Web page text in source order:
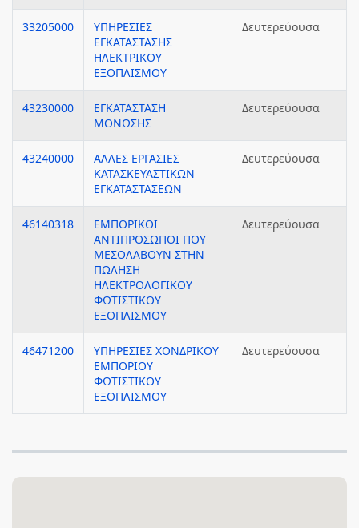
33205000
ΥΠΗΡΕΣΙΕΣ
ΕΓΚΑΤΑΣΤΑΣΗΣ
ΗΛΕΚΤΡΙΚΟΥ
ΕΞΟΠΛΙΣΜΟΥ
Δευτερεύουσα
43230000
ΕΓΚΑΤΑΣΤΑΣΗ
ΜΟΝΩΣΗΣ
Δευτερεύουσα
43240000
ΑΛΛΕΣ ΕΡΓΑΣΙΕΣ
ΚΑΤΑΣΚΕΥΑΣΤΙΚΩΝ
ΕΓΚΑΤΑΣΤΑΣΕΩΝ
Δευτερεύουσα
46140318
ΕΜΠΟΡΙΚΟΙ
ΑΝΤΙΠΡΟΣΩΠΟΙ ΠΟΥ
ΜΕΣΟΛΑΒΟΥΝ ΣΤΗΝ
ΠΩΛΗΣΗ
ΗΛΕΚΤΡΟΛΟΓΙΚΟΥ
ΦΩΤΙΣΤΙΚΟΥ
ΕΞΟΠΛΙΣΜΟΥ
Δευτερεύουσα
46471200
ΥΠΗΡΕΣΙΕΣ ΧΟΝΔΡΙΚΟΥ
ΕΜΠΟΡΙΟΥ
ΦΩΤΙΣΤΙΚΟΥ
ΕΞΟΠΛΙΣΜΟΥ
Δευτερεύουσα